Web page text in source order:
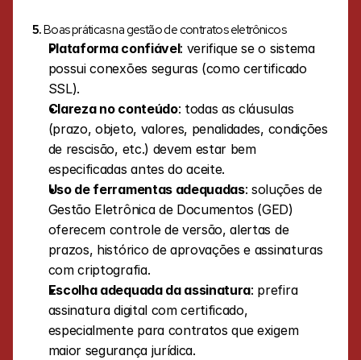
5. Boas práticas na gestão de contratos eletrônicos
Plataforma confiável: verifique se o sistema
possui conexões seguras (como certificado
SSL).
Clareza no conteúdo: todas as cláusulas
(prazo, objeto, valores, penalidades, condições
de rescisão, etc.) devem estar bem
especificadas antes do aceite.
Uso de ferramentas adequadas: soluções de
Gestão Eletrônica de Documentos (GED)
oferecem controle de versão, alertas de
prazos, histórico de aprovações e assinaturas
com criptografia.
Escolha adequada da assinatura: prefira
assinatura digital com certificado,
especialmente para contratos que exigem
maior segurança jurídica.